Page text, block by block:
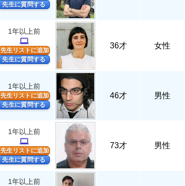
先生に質問する
1年以上前
computer
先生リストに追加
先生に質問する
36才 女性
1年以上前
先生リストに追加
先生に質問する
46才 男性
1年以上前
computer
先生リストに追加
先生に質問する
73才 男性
1年以上前